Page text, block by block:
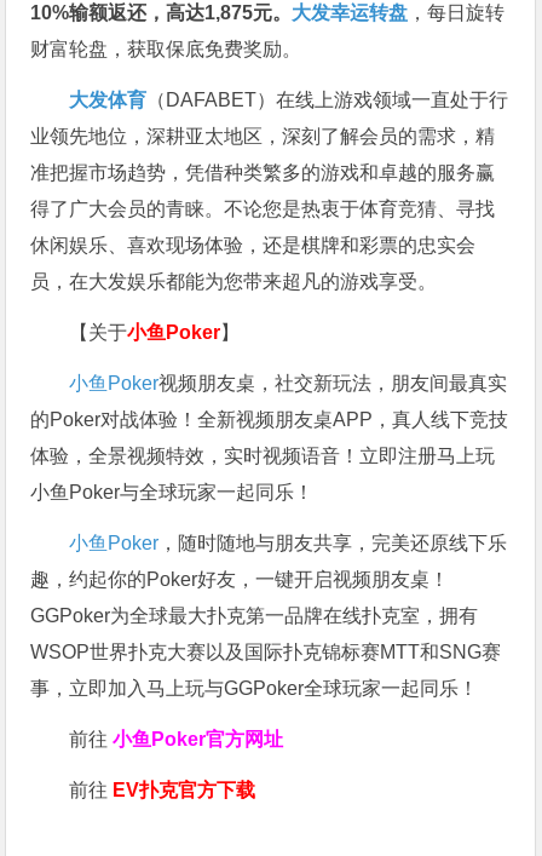
10%输额返还，高达1,875元。 大发幸运转盘 ，每日旋转
财富轮盘，获取保底免费奖励。
大发体育 （DAFABET）在线上游戏领域一直处于行
业领先地位，深耕亚太地区，深刻了解会员的需求，精
准把握市场趋势，凭借种类繁多的游戏和卓越的服务赢
得了广大会员的青睐。不论您是热衷于体育竞猜、寻找
休闲娱乐、喜欢现场体验，还是棋牌和彩票的忠实会
员，在大发娱乐都能为您带来超凡的游戏享受。
【关于小鱼Poker】
小鱼Poker视频朋友桌，社交新玩法，朋友间最真实
的Poker对战体验！全新视频朋友桌APP，真人线下竞技
体验，全景视频特效，实时视频语音！立即注册马上玩
小鱼Poker与全球玩家一起同乐！
小鱼Poker ，随时随地与朋友共享，完美还原线下乐
趣，约起你的Poker好友，一键开启视频朋友桌！
GGPoker为全球最大扑克第一品牌在线扑克室，拥有
WSOP世界扑克大赛以及国际扑克锦标赛MTT和SNG赛
事，立即加入马上玩与GGPoker全球玩家一起同乐！
前往小鱼Poker官方网址
前往 EV扑克官方下载